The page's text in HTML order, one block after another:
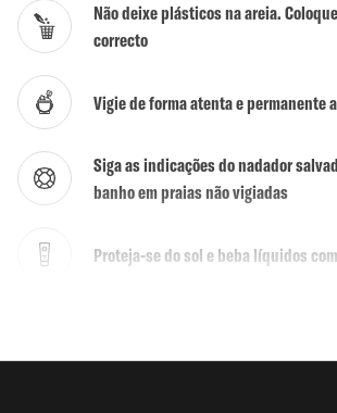
Mergulho
Escola de Surf
Não deixe plásticos na areia.
correcto
Vigie de forma atenta e permanente
Siga as indicações do nadador
banho em praias não vigiadas
Proteja-se do sol e beba líquidos